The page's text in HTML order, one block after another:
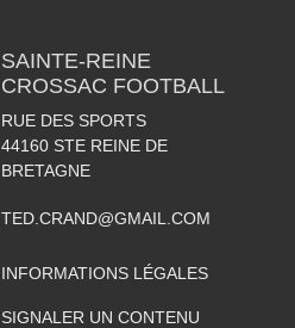
SAINTE-REINE
CROSSAC FOOTBALL
RUE DES SPORTS
44160 STE REINE DE
BRETAGNE
TED.CRAND@GMAIL.COM
INFORMATIONS LÉGALES
SIGNALER UN CONTENU